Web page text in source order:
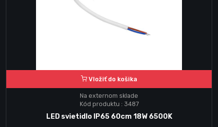
Vložiť do košika
Na externom sklade
Kód produktu : 3487
LED svietidlo IP65 60cm 18W 6500K